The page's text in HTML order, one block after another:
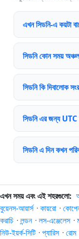
এখন সিডনি-এ কয়টা
সিডনি কোন সময়
সিডনি কি দিবালোক
সিডনি এর জন্য
সিডনি এ দিন কখন
এখন সময় এবং এই শহরগুলো:
বুয়েনস-আয়ার্স · কায়রো ·
করাচি · লন্ডন · লস-এঞ্জেলেস ·
নিউ-ইয়র্ক-সিটি · প্যারিস · রোম